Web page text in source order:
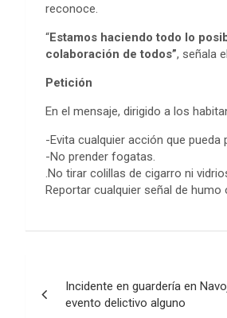
reconoce.
“Estamos haciendo todo lo
colaboración de todos”, señala
Petición
En el mensaje, dirigido a los
-Evita cualquier acción que pueda
-No prender fogatas.
.No tirar colillas de cigarro ni
Reportar cualquier señal de humo
navigation
Incidente en guardería en
evento delictivo alguno